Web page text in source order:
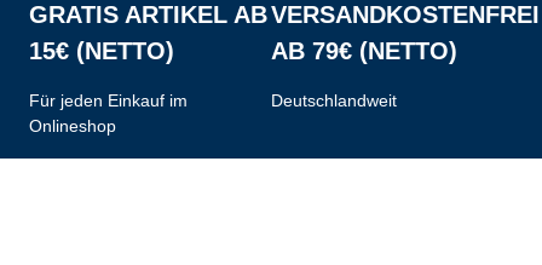
GRATIS ARTIKEL AB
15€ (NETTO)
Für jeden Einkauf im
Onlineshop
VERSANDKOSTENFREI
AB 79€ (NETTO)
Deutschlandweit